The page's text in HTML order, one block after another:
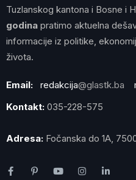
Tuzlanskog kantona i Bosne i
godina pratimo aktuelna
informacije iz politike,
života.
Email: redakcija@glastk.ba
Kontakt: 035-228-575
Adresa: Fočanska do 1A,